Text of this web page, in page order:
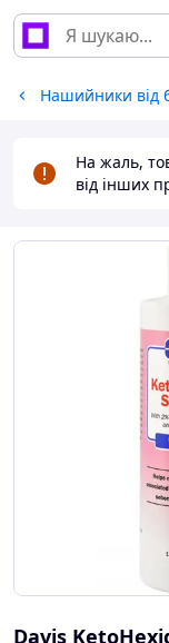
Нашийники від
На жаль,
від інших
Davis